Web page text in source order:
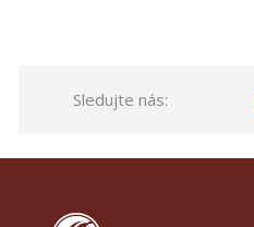
Sledujte nás: